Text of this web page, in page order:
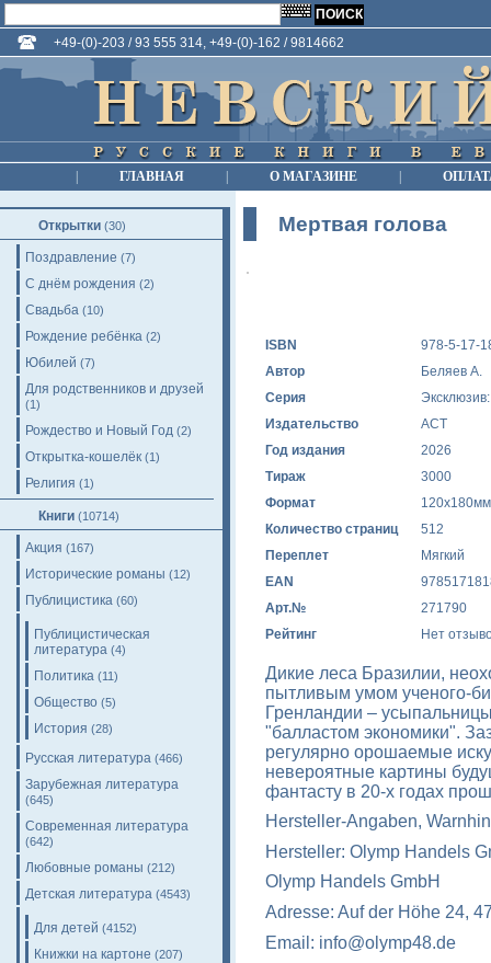
+49-(0)-203 / 93 555 314, +49-(0)-162 / 9814662
ГЛАВНАЯ О МАГАЗИНЕ
Открытки (30)
Поздравление (7)
С днём рождения (2)
Свадьба (10)
Рождение ребёнка (2)
Юбилей (7)
Для родственников и друзей
(1)
Рождество и Новый Год (2)
Открытка-кошелёк (1)
Религия (1)
Книги (10714)
Акция (167)
Исторические романы (12)
Публицистика (60)
Публицистическая
литература (4)
Политика (11)
Общество (5)
История (28)
Русская литература (466)
Зарубежная литература
(645)
Современная литература
(642)
Любовные романы (212)
Детская литература (4543)
Для детей (4152)
Книжки на картоне (207)
Мертвая голова
ISBN
978-5-17-
Автор
Беляев А.
Серия
Издательство
АСТ
Год издания
2026
Тираж
3000
Формат
120х180мм
Количество страниц
512
Переплет
Мягкий
EAN
Арт.№
271790
Рейтинг
Нет
Дикие леса Бразилии,
пытливым умом ученого-
Гренландии –
"балластом экономики".
регулярно орошаемые
невероятные картины
фантасту в 20-х годах
Hersteller-Angaben,
Hersteller: Olymp Handels
Olymp Handels GmbH
Adresse: Auf der Höhe 24,
Email: info@olymp48.de